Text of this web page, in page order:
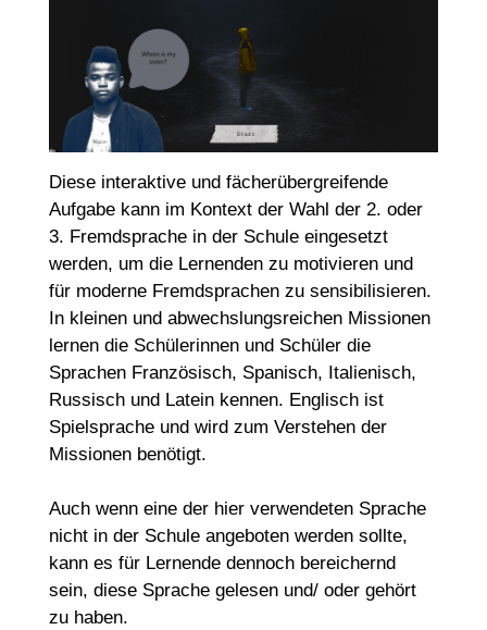
Diese interaktive und fächerübergreifende
Aufgabe kann im Kontext der Wahl der 2. oder
3. Fremdsprache in der Schule eingesetzt
werden, um die Lernenden zu motivieren und
für moderne Fremdsprachen zu sensibilisieren.
In kleinen und abwechslungsreichen Missionen
lernen die Schülerinnen und Schüler die
Sprachen Französisch, Spanisch, Italienisch,
Russisch und Latein kennen. Englisch ist
Spielsprache und wird zum Verstehen der
Missionen benötigt.
Auch wenn eine der hier verwendeten Sprache
nicht in der Schule angeboten werden sollte,
kann es für Lernende dennoch bereichernd
sein, diese Sprache gelesen und/ oder gehört
zu haben.